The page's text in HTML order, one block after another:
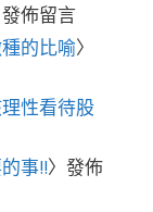
佈留言
的比喻〉
性看待股
事!!〉發佈